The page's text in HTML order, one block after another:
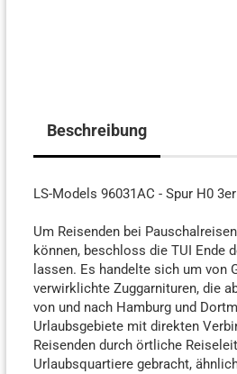
Beschreibung
LS-Models 96031AC - Spur H0
Um Reisenden bei
können, beschloss die TUI Ende
lassen. Es handelte sich um von
verwirklichte Zuggarnituren, die
von und nach Hamburg und
Urlaubsgebiete mit direkten
Reisenden durch örtliche
Urlaubsquartiere gebracht,